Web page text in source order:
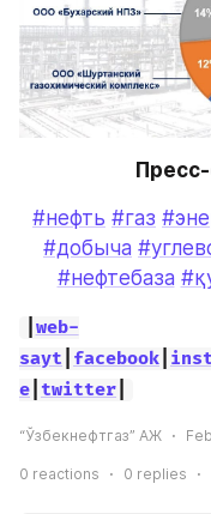
#нефть #газ
#добыча
#нефтебаза
web-
sayt facebook
e twitter
“Ўзбекнефтгаз” АЖ
0 reactions 0 replies